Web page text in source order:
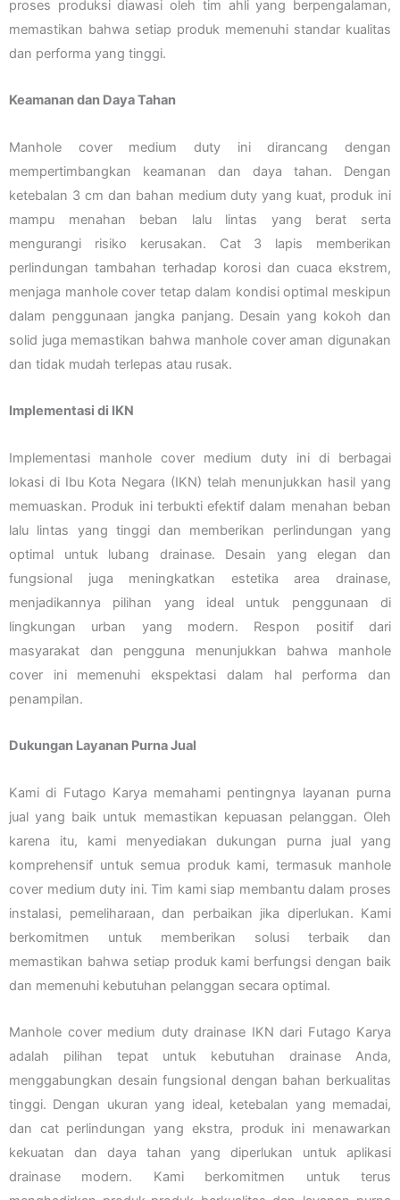
proses produksi diawasi oleh tim ahli yang berpengalaman,
memastikan bahwa setiap produk memenuhi standar kualitas
dan performa yang tinggi.
Keamanan dan Daya Tahan
Manhole cover medium duty ini dirancang dengan
mempertimbangkan keamanan dan daya tahan. Dengan
ketebalan 3 cm dan bahan medium duty yang kuat, produk ini
mampu menahan beban lalu lintas yang berat serta
mengurangi risiko kerusakan. Cat 3 lapis memberikan
perlindungan tambahan terhadap korosi dan cuaca ekstrem,
menjaga manhole cover tetap dalam kondisi optimal meskipun
dalam penggunaan jangka panjang. Desain yang kokoh dan
solid juga memastikan bahwa manhole cover aman digunakan
dan tidak mudah terlepas atau rusak.
Implementasi di IKN
Implementasi manhole cover medium duty ini di berbagai
lokasi di Ibu Kota Negara (IKN) telah menunjukkan hasil yang
memuaskan. Produk ini terbukti efektif dalam menahan beban
lalu lintas yang tinggi dan memberikan perlindungan yang
optimal untuk lubang drainase. Desain yang elegan dan
fungsional juga meningkatkan estetika area drainase,
menjadikannya pilihan yang ideal untuk penggunaan di
lingkungan urban yang modern. Respon positif dari
masyarakat dan pengguna menunjukkan bahwa manhole
cover ini memenuhi ekspektasi dalam hal performa dan
penampilan.
Dukungan Layanan Purna Jual
Kami di Futago Karya memahami pentingnya layanan purna
jual yang baik untuk memastikan kepuasan pelanggan. Oleh
karena itu, kami menyediakan dukungan purna jual yang
komprehensif untuk semua produk kami, termasuk manhole
cover medium duty ini. Tim kami siap membantu dalam proses
instalasi, pemeliharaan, dan perbaikan jika diperlukan. Kami
berkomitmen untuk memberikan solusi terbaik dan
memastikan bahwa setiap produk kami berfungsi dengan baik
dan memenuhi kebutuhan pelanggan secara optimal.
Manhole cover medium duty drainase IKN dari Futago Karya
adalah pilihan tepat untuk kebutuhan drainase Anda,
menggabungkan desain fungsional dengan bahan berkualitas
tinggi. Dengan ukuran yang ideal, ketebalan yang memadai,
dan cat perlindungan yang ekstra, produk ini menawarkan
kekuatan dan daya tahan yang diperlukan untuk aplikasi
drainase modern. Kami berkomitmen untuk terus